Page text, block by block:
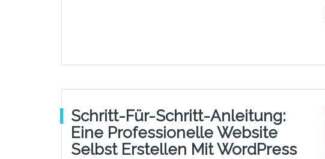
Schritt-Für-Schritt-Anleitung:
Eine Professionelle Website
Selbst Erstellen Mit WordPress